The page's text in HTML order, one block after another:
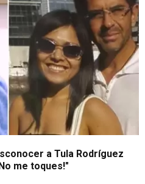
a Tula Rodríguez
me toques!"